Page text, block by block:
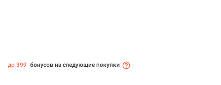
до 399 бонусов на следующие покупки